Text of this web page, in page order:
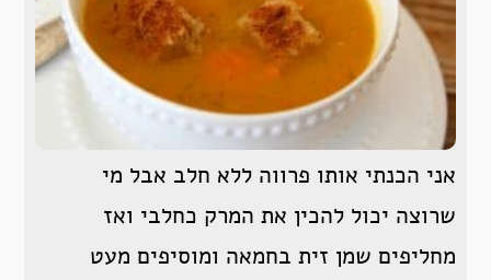
אני הכנתי אותו פרווה ללא חלב אבל מי
שרוצה יכול להכין את המרק כחלבי ואז
מחליפים שמן זית בחמאה ומוסיפים מעט